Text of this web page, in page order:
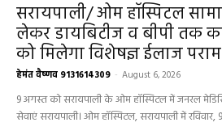
सरायपाली/ ओम हॉस्पिटल
लेकर डायबिटीज व बीपी तक
को मिलेगा विशेषज्ञ ईलाज
हेमंत वैष्णव 9131614309 - August 6, 2026
9 अगस्त को सरायपाली के ओम हॉस्पिटल में जनरल
सेवाएं सरायपाली। ओम हॉस्पिटल, सरायपाली में